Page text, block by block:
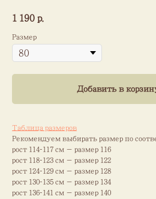
1 190 р.
Размер
Добавить в
Таблица размеров
Рекомендуем выбирать размер по
рост 114–117 см — размер 116
рост 118–123 см — размер 122
рост 124–129 см — размер 128
рост 130–135 см — размер 134
рост 136–141 см — размер 140